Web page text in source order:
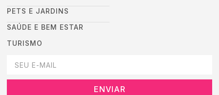
PETS E JARDINS
SAÚDE E BEM ESTAR
TURISMO
ENVIAR